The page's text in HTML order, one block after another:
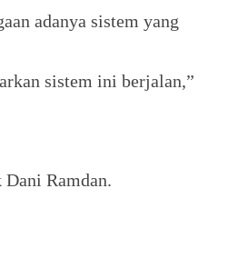
adanya sistem yang
sistem ini berjalan,”
Ramdan.